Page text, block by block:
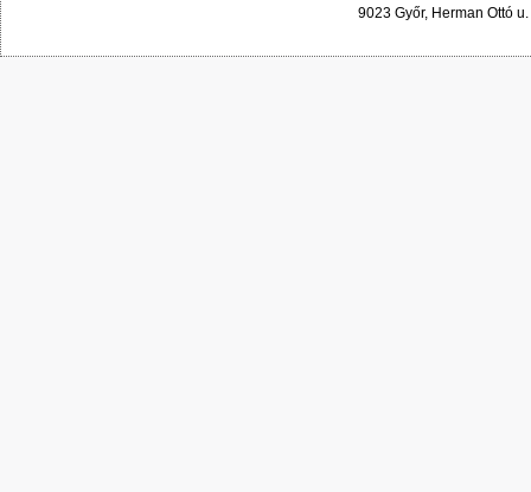
9023 Győr, Herman Ottó